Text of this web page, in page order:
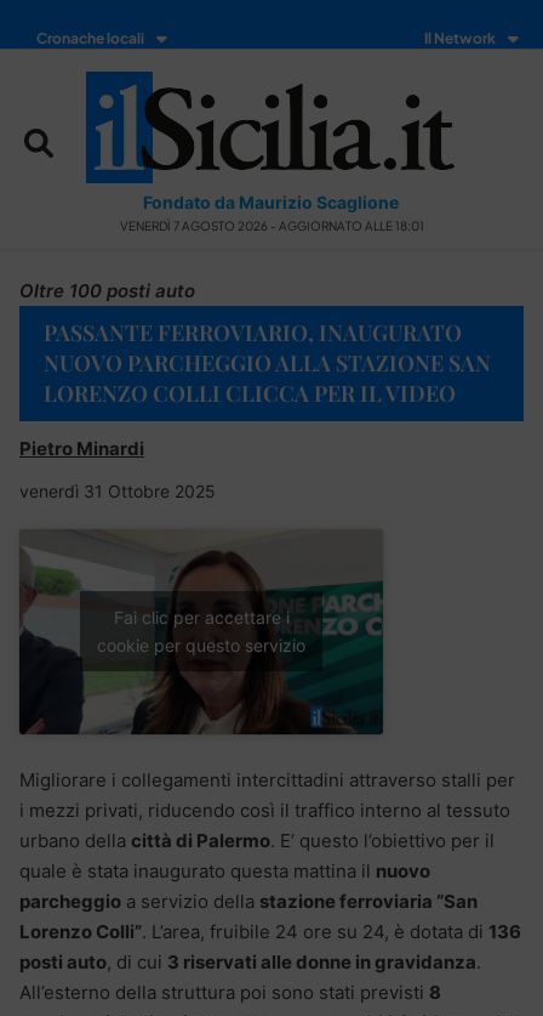
Cronache locali Il Network
Fondato da Maurizio Scaglione
VENERDÌ 7 AGOSTO 2026 - AGGIORNATO ALLE 18:01
Oltre 100 posti auto
PASSANTE FERROVIARIO, INAUGURATO
NUOVO PARCHEGGIO ALLA STAZIONE SAN
LORENZO COLLI CLICCA PER IL VIDEO
Pietro Minardi
venerdì 31 Ottobre 2025
Fai clic per accettare i
cookie per questo servizio
Migliorare i collegamenti intercittadini attraverso stalli per
i mezzi privati, riducendo così il traffico interno al tessuto
urbano della città di Palermo. E’ questo l’obiettivo per il
quale è stata inaugurato questa mattina il nuovo
parcheggio a servizio della stazione ferroviaria “San
Lorenzo Colli”. L’area, fruibile 24 ore su 24, è dotata di 136
posti auto, di cui 3 riservati alle donne in gravidanza.
All’esterno della struttura poi sono stati previsti 8